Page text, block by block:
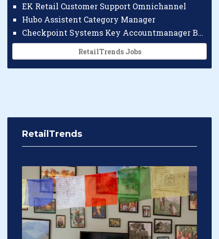
EK Retail Customer Support Omnichannel
Hubo Assistent Category Manager
Checkpoint Systems Key Accountmanager Benelux
RetailTrends Jobs
RetailTrends